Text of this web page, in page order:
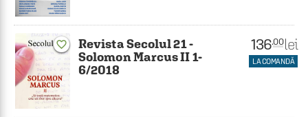
favorite_border
Revista Secolul 21 -
Solomon Marcus II 1-
6/2018
136.00 lei
LA COMANDĂ